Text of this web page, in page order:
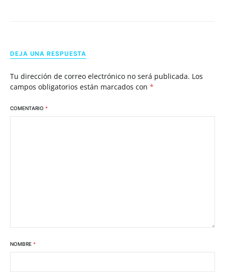
DEJA UNA RESPUESTA
Tu dirección de correo electrónico no será publicada. Los
campos obligatorios están marcados con *
COMENTARIO *
NOMBRE *